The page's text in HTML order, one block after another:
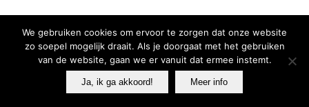
We gebruiken cookies om ervoor te zorgen dat onze website
zo soepel mogelijk draait. Als je doorgaat met het gebruiken
van de website, gaan we er vanuit dat ermee instemt.
Ja, ik ga akkoord! Meer info